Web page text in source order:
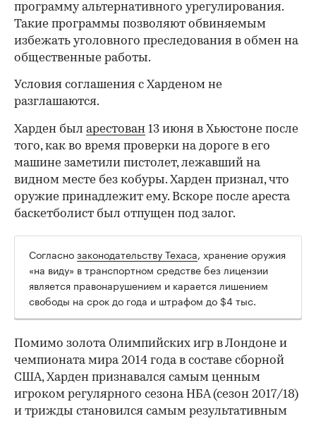
программу альтернативного урегулирования.
Такие программы позволяют обвиняемым
избежать уголовного преследования в обмен на
общественные работы.
Условия соглашения с Харденом не
разглашаются.
Харден был арестован 13 июня в Хьюстоне после
того, как во время проверки на дороге в его
машине заметили пистолет, лежавший на
видном месте без кобуры. Харден признал, что
оружие принадлежит ему. Вскоре после ареста
баскетболист был отпущен под залог.
Согласнозаконодательству Техаса, хранение оружия
«на виду» в транспортном средстве без лицензии
является правонарушением и карается лишением
свободы на срок до года и штрафом до $4 тыс.
Помимо золота Олимпийских игр в Лондоне и
чемпионата мира 2014 года в составе сборной
США, Харден признавался самым ценным
игроком регулярного сезона НБА (сезон 2017/18)
и трижды становился самым результативным